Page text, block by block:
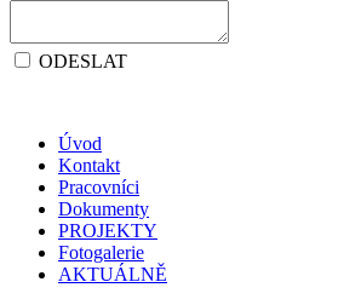
ODESLAT
Úvod
Kontakt
Pracovníci
Dokumenty
PROJEKTY
Fotogalerie
AKTUÁLNĚ